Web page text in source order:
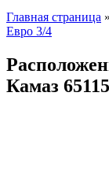
Главная страница »
Евро 3/4
Камаз